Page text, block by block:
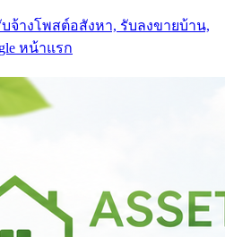
จ้างโพสต์อสังหา, รับลงขายบ้าน,
หน้าแรก